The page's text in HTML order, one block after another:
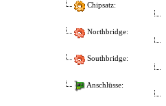
Chipsatz:
Northbridge:
Southbridge:
Anschlüsse: